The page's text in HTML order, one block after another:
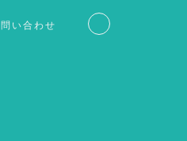
問い合わせ